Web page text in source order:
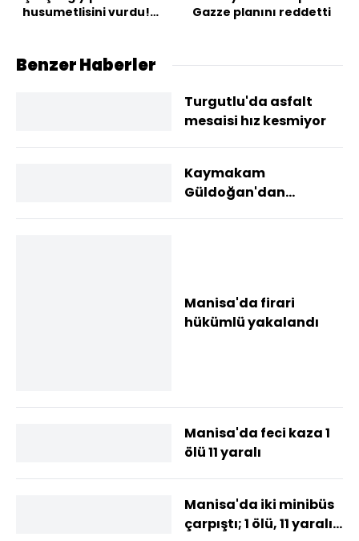
husumetlisini vurdu!
Gazze planını reddetti
Benzer Haberler
Turgutlu'da asfalt
mesaisi hız kesmiyor
Kaymakam
Güldoğan'dan
Manisa'da firari
hükümlü yakalandı
Manisa'da feci kaza 1
ölü 11 yaralı
Manisa'da iki minibüs
çarpıştı; 1 ölü, 11 yaralı